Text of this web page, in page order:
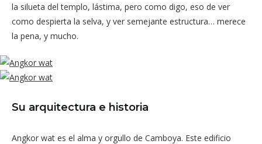
la silueta del templo, lástima, pero como digo, eso de ver
como despierta la selva, y ver semejante estructura… merece
la pena, y mucho.
Su arquitectura e historia
Angkor wat es el alma y orgullo de Camboya. Este edificio